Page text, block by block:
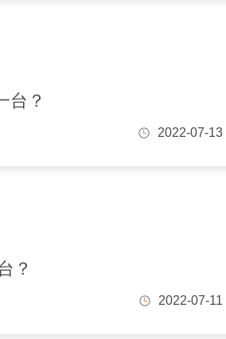
台？
2022-07-13
？
2022-07-11